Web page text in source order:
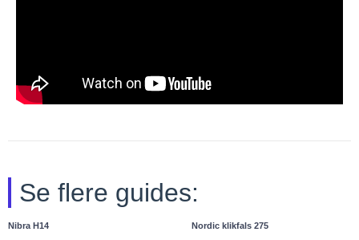
Se flere guides:
Nibra H14 Nordic klikfals 275